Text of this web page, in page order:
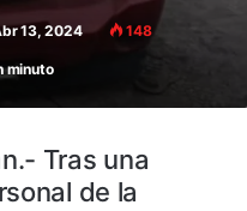
13, 2024 148
minuto
Tras una
de la